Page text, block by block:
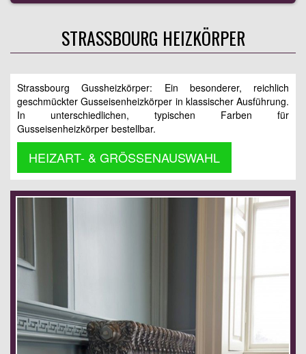
STRASSBOURG HEIZKÖRPER
Strassbourg Gussheizkörper: Ein besonderer, reichlich
geschmückter Gusseisenheizkörper in klassischer Ausführung.
In unterschiedlichen, typischen Farben für
Gusseisenheizkörper bestellbar.
HEIZART- & GRÖSSENAUSWAHL